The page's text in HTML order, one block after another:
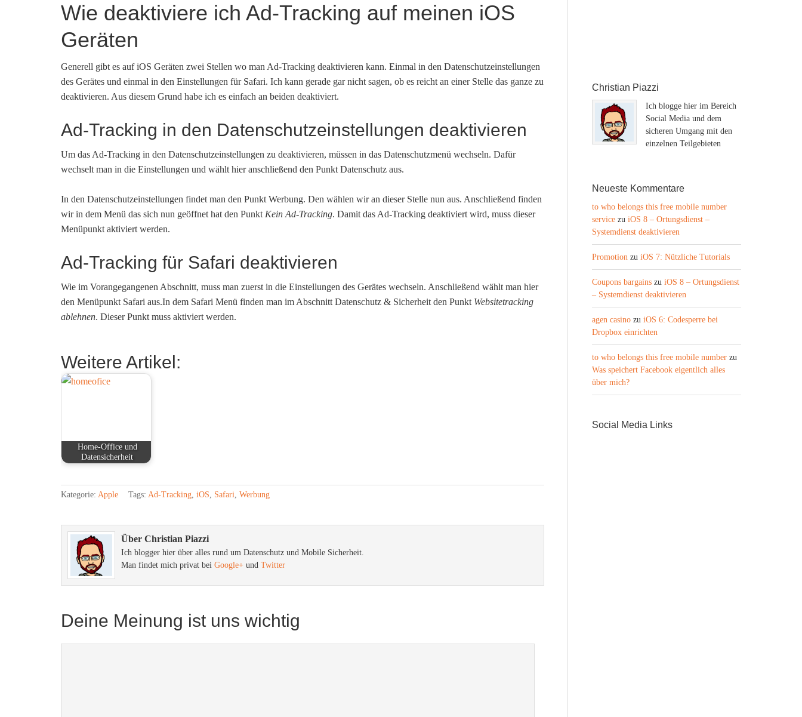
Wie deaktiviere ich Ad-Tracking auf meinen iOS
Geräten
Generell gibt es auf iOS Geräten zwei Stellen wo man Ad-Tracking deaktivieren kann. Einmal in den Datenschutzeinstellungen
des Gerätes und einmal in den Einstellungen für Safari. Ich kann gerade gar nicht sagen, ob es reicht an einer Stelle das ganze zu
deaktivieren. Aus diesem Grund habe ich es einfach an beiden deaktiviert.
Ad-Tracking in den Datenschutzeinstellungen deaktivieren
Um das Ad-Tracking in den Datenschutzeinstellungen zu deaktivieren, müssen in das Datenschutzmenü wechseln. Dafür
wechselt man in die Einstellungen und wählt hier anschließend den Punkt Datenschutz aus.
In den Datenschutzeinstellungen findet man den Punkt Werbung. Den wählen wir an dieser Stelle nun aus. Anschließend finden
wir in dem Menü das sich nun geöffnet hat den Punkt Kein Ad-Tracking. Damit das Ad-Tracking deaktiviert wird, muss dieser
Menüpunkt aktiviert werden.
Ad-Tracking für Safari deaktivieren
Wie im Vorangegangenen Abschnitt, muss man zuerst in die Einstellungen des Gerätes wechseln. Anschließend wählt man hier
den Menüpunkt Safari aus.In dem Safari Menü finden man im Abschnitt Datenschutz & Sicherheit den Punkt Websitetracking
ablehnen. Dieser Punkt muss aktiviert werden.
Weitere Artikel:
Home-Office und
Datensicherheit
Kategorie: Apple Tags: Ad-Tracking, iOS, Safari, Werbung
Über Christian Piazzi
Ich blogger hier über alles rund um Datenschutz und Mobile Sicherheit.
Man findet mich privat bei Google+ und Twitter
Deine Meinung ist uns wichtig
Christian Piazzi
Ich blogge hier im Bereich
Social Media und dem
sicheren Umgang mit den
einzelnen Teilgebieten
Neueste Kommentare
to who belongs this free mobile number
service zu iOS 8 – Ortungsdienst –
Systemdienst deaktivieren
Promotion zu iOS 7: Nützliche Tutorials
Coupons bargains zu iOS 8 – Ortungsdienst
– Systemdienst deaktivieren
agen casino zu iOS 6: Codesperre bei
Dropbox einrichten
to who belongs this free mobile number zu
Was speichert Facebook eigentlich alles
über mich?
Social Media Links